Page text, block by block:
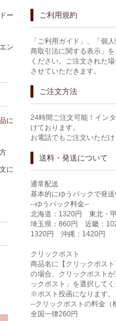
ご利用規約
「ご利用ガイド」、「個
商取引法に関する表示」
ください。ご注文された
させていただきます。
ご注文方法
24時間ご注文可能！イン
けております。
お電話でもご注文いただ
送料・発送について
通常配送
基本的にゆうパックで発送
--ゆうパック料金--
北海道：1320円 東北・
埼玉県：860円 近畿：
1320円 沖縄：1420円
クリックポスト
商品名に【クリックポス
の場合、クリックポスト
ックポスト」を選択して
※ポスト投函になります。
--クリックポストの料金（
全国一律260円
ー
ン
に
に